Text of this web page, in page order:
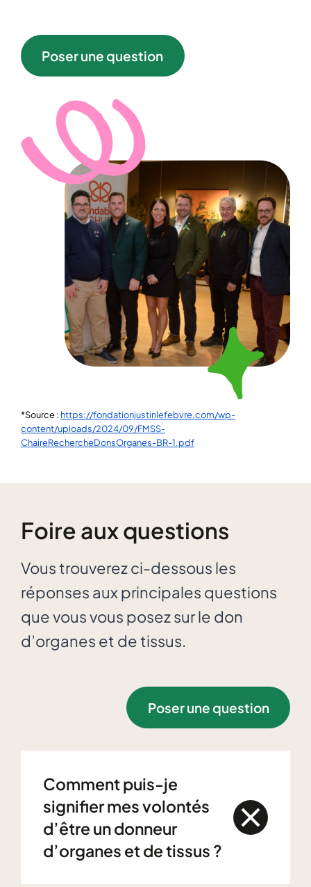
Poser une question
*Source : https://fondationjustinlefebvre.com/wp-
content/uploads/2024/09/FMSS-
ChaireRechercheDonsOrganes-BR-1.pdf
Foire aux questions
Vous trouverez ci-dessous les
réponses aux principales questions
que vous vous posez sur le don
d’organes et de tissus.
Poser une question
Comment puis-je
signifier mes volontés
d’être un donneur
d’organes et de tissus ?